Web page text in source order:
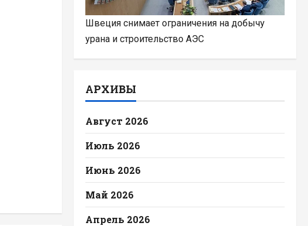
Швеция снимает ограничения на добычу
урана и строительство АЭС
АРХИВЫ
Август 2026
Июль 2026
Июнь 2026
Май 2026
Апрель 2026